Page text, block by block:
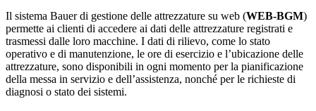
Il sistema Bauer di gestione delle attrezzature su web (WEB-BGM)
permette ai clienti di accedere ai dati delle attrezzature registrati e
trasmessi dalle loro macchine. I dati di rilievo, come lo stato
operativo e di manutenzione, le ore di esercizio e l’ubicazione delle
attrezzature, sono disponibili in ogni momento per la pianificazione
della messa in servizio e dell’assistenza, nonché per le richieste di
diagnosi o stato dei sistemi.